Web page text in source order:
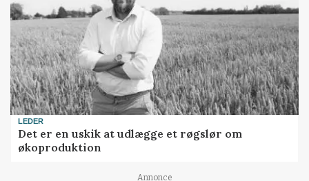
LEDER
Det er en uskik at udlægge et røgslør om
økoproduktion
Annonce